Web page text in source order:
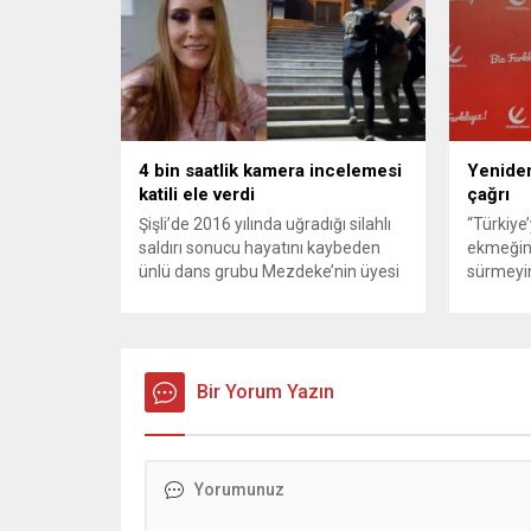
sağlayan Serpil Hanım’a destek
oldu. Çelik, sokaklardaki
konteynerlerden kağıt topladı. Ünlü
şarkıcı Çelik, Samsun’un İlkadım
ilçesinde çöpten kağıt toplayarak...
askeri
karşılık
4 bin saatlik kamera incelemesi
katili ele verdi
Şişli’de 2016 yılında uğradığı silahlı
saldırı sonucu hayatını kaybeden
ünlü dans grubu Mezdeke’nin üyesi
ekipleri, cinayeti işlediğini itiraf eden
maktulün akrabası Bülent G. ile
azmettirici olduğu öne sürülen 2...
çağrı
önce
Bir Yorum Yazın